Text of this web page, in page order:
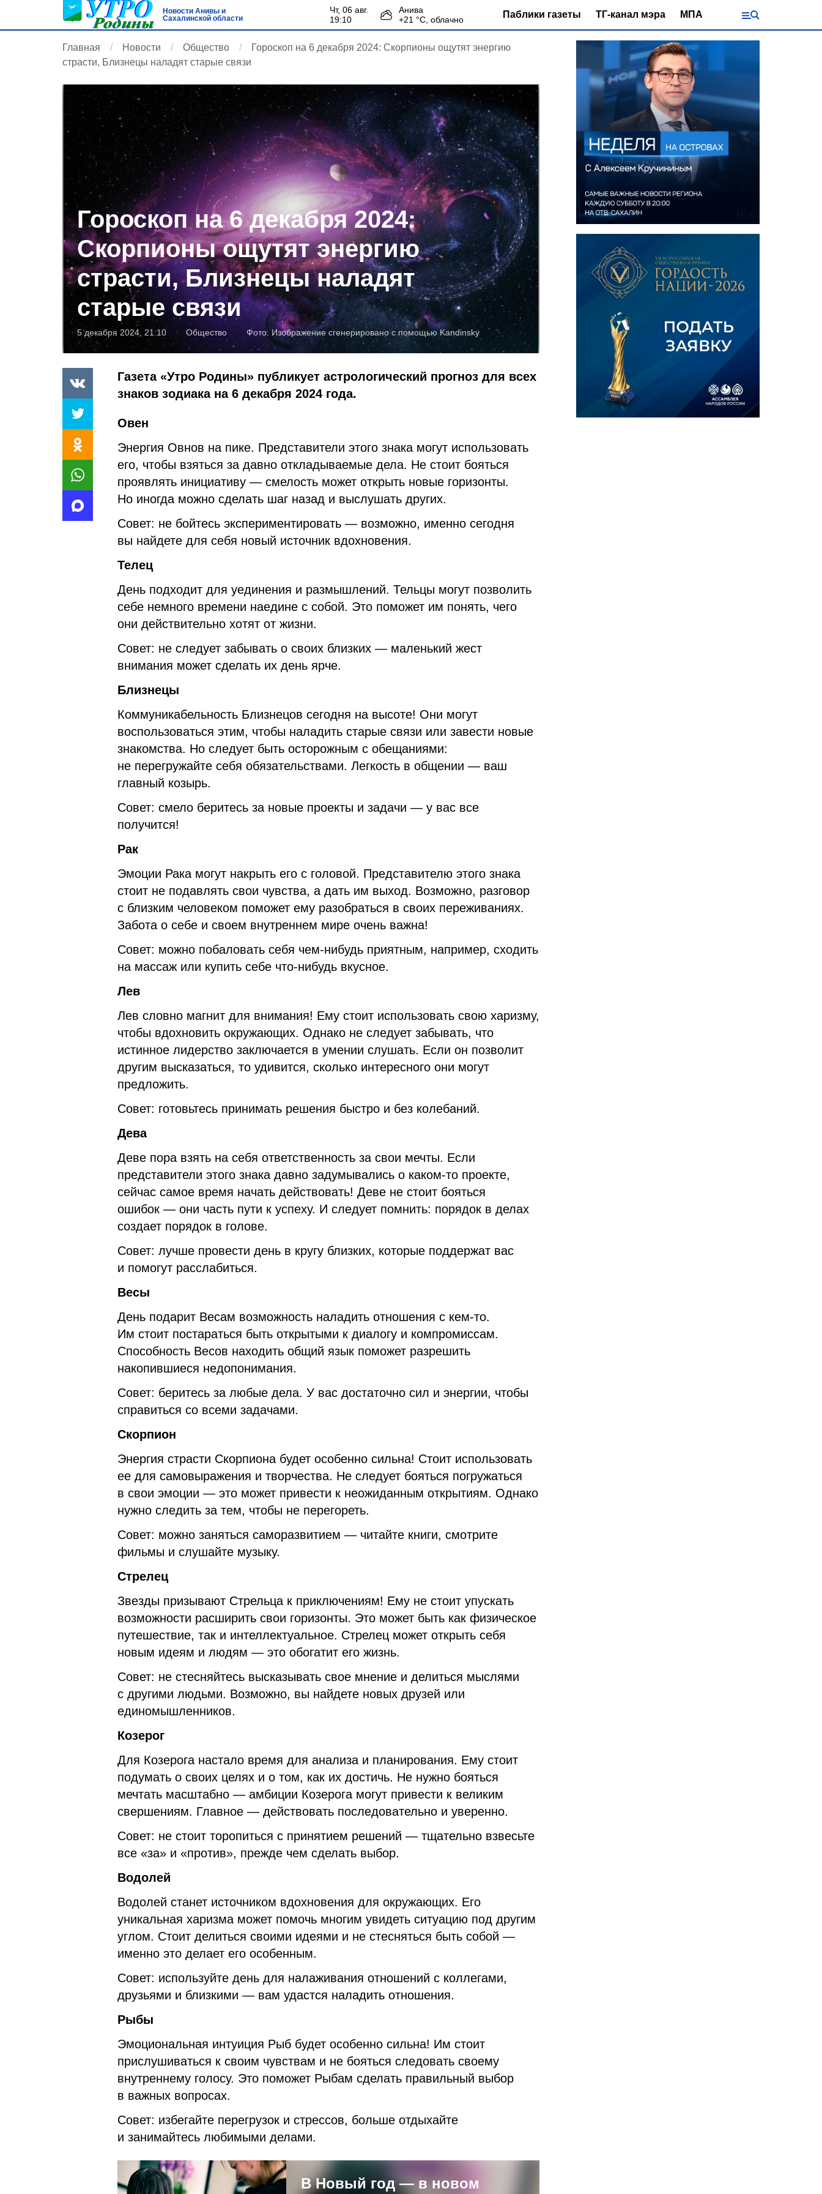
Новости Анивы и
Сахалинской области
чт, 06 авг.
19:10
Анива
+21 °С, облачно Паблики газеты ТГ-канал мэра МПА
Главная Новости Общество
Гороскоп на 6 декабря 2024: Скорпионы ощутят энергию
страсти, Близнецы наладят старые связи
Гороскоп на 6 декабря 2024:
Скорпионы ощутят энергию
страсти, Близнецы наладят
старые связи
5 декабря 2024, 21:10 Общество Фото:Изображение сгенерировано с помощью Kandinsky
Газета «Утро Родины» публикует астрологический прогноз для всех
знаков зодиака на 6 декабря 2024 года.
Овен
Энергия Овнов на пике. Представители этого знака могут использовать
его, чтобы взяться за давно откладываемые дела. Не стоит бояться
проявлять инициативу — смелость может открыть новые горизонты.
Но иногда можно сделать шаг назад и выслушать других.
Совет: не бойтесь экспериментировать — возможно, именно сегодня
вы найдете для себя новый источник вдохновения.
Телец
День подходит для уединения и размышлений. Тельцы могут позволить
себе немного времени наедине с собой. Это поможет им понять, чего
они действительно хотят от жизни.
Совет: не следует забывать о своих близких — маленький жест
внимания может сделать их день ярче.
Близнецы
Коммуникабельность Близнецов сегодня на высоте! Они могут
воспользоваться этим, чтобы наладить старые связи или завести новые
знакомства. Но следует быть осторожным с обещаниями:
не перегружайте себя обязательствами. Легкость в общении — ваш
главный козырь.
Совет: смело беритесь за новые проекты и задачи — у вас все
получится!
Рак
Эмоции Рака могут накрыть его с головой. Представителю этого знака
стоит не подавлять свои чувства, а дать им выход. Возможно, разговор
с близким человеком поможет ему разобраться в своих переживаниях.
Забота о себе и своем внутреннем мире очень важна!
Совет: можно побаловать себя чем-нибудь приятным, например, сходить
на массаж или купить себе что-нибудь вкусное.
Лев
Лев словно магнит для внимания! Ему стоит использовать свою харизму,
чтобы вдохновить окружающих. Однако не следует забывать, что
истинное лидерство заключается в умении слушать. Если он позволит
другим высказаться, то удивится, сколько интересного они могут
предложить.
Совет: готовьтесь принимать решения быстро и без колебаний.
Дева
Деве пора взять на себя ответственность за свои мечты. Если
представители этого знака давно задумывались о каком-то проекте,
сейчас самое время начать действовать! Деве не стоит бояться
ошибок — они часть пути к успеху. И следует помнить: порядок в делах
создает порядок в голове.
Совет: лучше провести день в кругу близких, которые поддержат вас
и помогут расслабиться.
Весы
День подарит Весам возможность наладить отношения с кем-то.
Им стоит постараться быть открытыми к диалогу и компромиссам.
Способность Весов находить общий язык поможет разрешить
накопившиеся недопонимания.
Совет: беритесь за любые дела. У вас достаточно сил и энергии, чтобы
справиться со всеми задачами.
Скорпион
Энергия страсти Скорпиона будет особенно сильна! Стоит использовать
ее для самовыражения и творчества. Не следует бояться погружаться
в свои эмоции — это может привести к неожиданным открытиям. Однако
нужно следить за тем, чтобы не перегореть.
Совет: можно заняться саморазвитием — читайте книги, смотрите
фильмы и слушайте музыку.
Стрелец
Звезды призывают Стрельца к приключениям! Ему не стоит упускать
возможности расширить свои горизонты. Это может быть как физическое
путешествие, так и интеллектуальное. Стрелец может открыть себя
новым идеям и людям — это обогатит его жизнь.
Совет: не стесняйтесь высказывать свое мнение и делиться мыслями
с другими людьми. Возможно, вы найдете новых друзей или
единомышленников.
Козерог
Для Козерога настало время для анализа и планирования. Ему стоит
подумать о своих целях и о том, как их достичь. Не нужно бояться
мечтать масштабно — амбиции Козерога могут привести к великим
свершениям. Главное — действовать последовательно и уверенно.
Совет: не стоит торопиться с принятием решений — тщательно взвесьте
все «за» и «против», прежде чем сделать выбор.
Водолей
Водолей станет источником вдохновения для окружающих. Его
уникальная харизма может помочь многим увидеть ситуацию под другим
углом. Стоит делиться своими идеями и не стесняться быть собой —
именно это делает его особенным.
Совет: используйте день для налаживания отношений с коллегами,
друзьями и близкими — вам удастся наладить отношения.
Рыбы
Эмоциональная интуиция Рыб будет особенно сильна! Им стоит
прислушиваться к своим чувствам и не бояться следовать своему
внутреннему голосу. Это поможет Рыбам сделать правильный выбор
в важных вопросах.
Совет: избегайте перегрузок и стрессов, больше отдыхайте
и занимайтесь любимыми делами.
В Новый год — в новом